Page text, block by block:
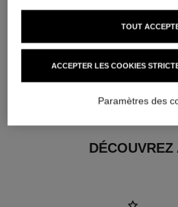
DÉCOUVREZ
ACCEPTER LES COOKIES
TOUT
Paramètres des